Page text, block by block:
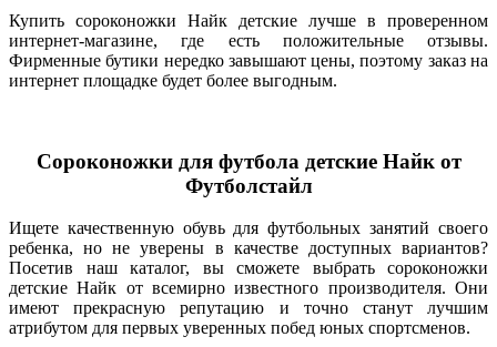
Купить сороконожки Найк детские лучше в проверенном
интернет-магазине, где есть положительные отзывы.
Фирменные бутики нередко завышают цены, поэтому заказ на
интернет площадке будет более выгодным.
Сороконожки для футбола детские Найк от
Футболстайл
Ищете качественную обувь для футбольных занятий своего
ребенка, но не уверены в качестве доступных вариантов?
Посетив наш каталог, вы сможете выбрать сороконожки
детские Найк от всемирно известного производителя. Они
имеют прекрасную репутацию и точно станут лучшим
атрибутом для первых уверенных побед юных спортсменов.